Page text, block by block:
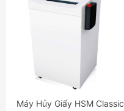
ĐẶT NGAY
Máy Hủy Giấy HSM Classic